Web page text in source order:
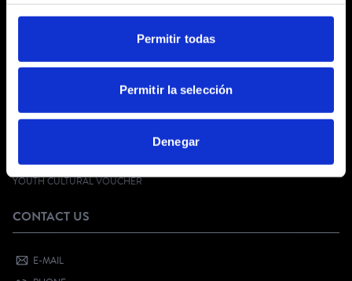
Permitir todas
Permitir la selección
Denegar
CUSTOMER SERVICE
FAQ
SELL YOUR EVENT
YOUTH CULTURAL VOUCHER
CONTACT US
E-MAIL